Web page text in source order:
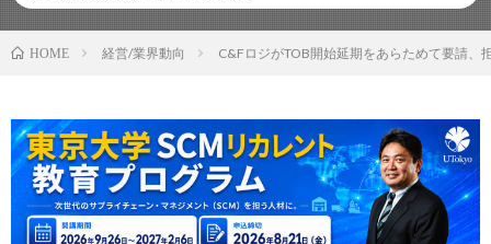
HOME 経営/業界動向 C&FロジがTOB開始延期をあらためて要請